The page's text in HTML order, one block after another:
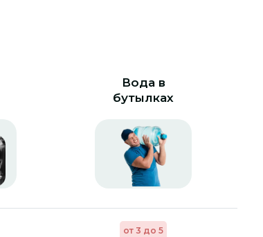
Вода в
бутылках
от 3 до 5